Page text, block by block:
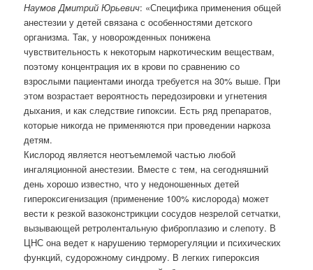
Наумов Дмитрий Юрьевич: «Специфика применения общей
анестезии у детей связана с особенностями детского
организма. Так, у новорожденных понижена
чувствительность к некоторым наркотическим веществам,
поэтому концентрация их в крови по сравнению со
взрослыми пациентами иногда требуется на 30% выше. При
этом возрастает вероятность передозировки и угнетения
дыхания, и как следствие гипоксии. Есть ряд препаратов,
которые никогда не применяются при проведении наркоза
детям.
Кислород является неотъемлемой частью любой
ингаляционной анестезии. Вместе с тем, на сегодняшний
день хорошо известно, что у недоношенных детей
гипероксигенизация (применение 100% кислорода) может
вести к резкой вазоконстрикции сосудов незрелой сетчатки,
вызывающей ретролентальную фиброплазию и слепоту. В
ЦНС она ведет к нарушению терморегуляции и психических
функций, судорожному синдрому. В легких гипероксия